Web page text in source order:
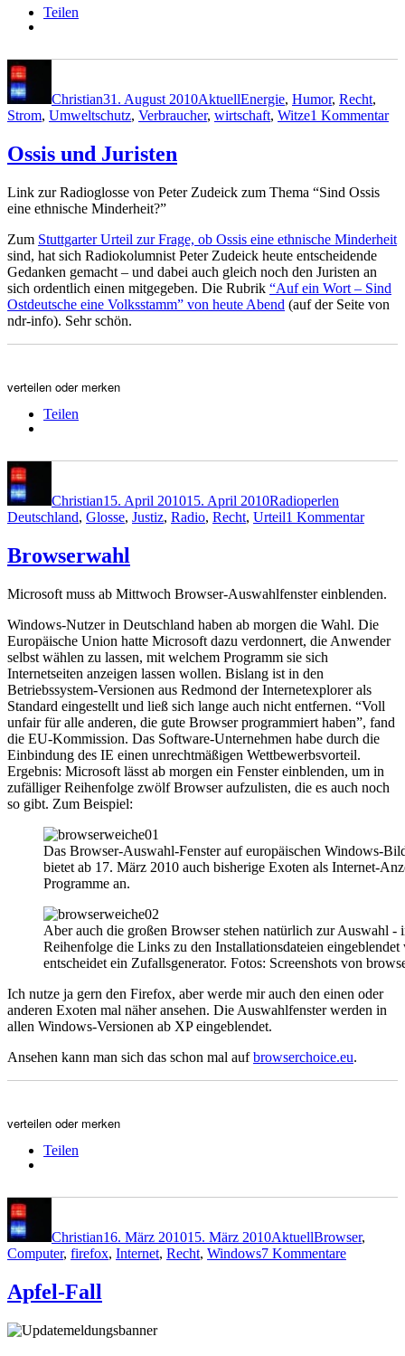
Teilen
Christian31. August 2010AktuellEnergie, Humor, Recht,
Strom, Umweltschutz, Verbraucher, wirtschaft, Witze1 Kommentarzu
Ossis und Juristen
Link zur Radioglosse von Peter Zudeick zum Thema “Sind Ossis
eine ethnische Minderheit?”
Zum Stuttgarter Urteil zur Frage, ob Ossis eine ethnische Minderheit
sind, hat sich Radiokolumnist Peter Zudeick heute entscheidende
Gedanken gemacht – und dabei auch gleich noch den Juristen an
sich ordentlich einen mitgegeben. Die Rubrik “Auf ein Wort – Sind
Ostdeutsche eine Volksstamm” von heute Abend (auf der Seite von
ndr-info). Sehr schön.
verteilen oder merken
Teilen
Christian15. April 201015. April 2010Radioperlen
Deutschland, Glosse, Justiz, Radio, Recht, Urteil1 Kommentarzu
Browserwahl
Microsoft muss ab Mittwoch Browser-Auswahlfenster einblenden.
Windows-Nutzer in Deutschland haben ab morgen die Wahl. Die
Europäische Union hatte Microsoft dazu verdonnert, die Anwender
selbst wählen zu lassen, mit welchem Programm sie sich
Internetseiten anzeigen lassen wollen. Bislang ist in den
Betriebssystem-Versionen aus Redmond der Internetexplorer als
Standard eingestellt und ließ sich lange auch nicht entfernen. “Voll
unfair für alle anderen, die gute Browser programmiert haben”, fand
die EU-Kommission. Das Software-Unternehmen habe durch die
Einbindung des IE einen unrechtmäßigen Wettbewerbsvorteil.
Ergebnis: Microsoft lässt ab morgen ein Fenster einblenden, um in
zufälliger Reihenfolge zwölf Browser aufzulisten, die es auch noch
so gibt. Zum Beispiel:
Das Browser-Auswahl-Fenster auf europäischen Windows-
bietet ab 17. März 2010 auch bisherige Exoten als Internet-
Programme an.
Aber auch die großen Browser stehen natürlich zur Auswahl -
Reihenfolge die Links zu den Installationsdateien eingeblendet
entscheidet ein Zufallsgenerator. Fotos: Screenshots von
Ich nutze ja gern den Firefox, aber werde mir auch den einen oder
anderen Exoten mal näher ansehen. Die Auswahlfenster werden in
allen Windows-Versionen ab XP eingeblendet.
Ansehen kann man sich das schon mal aufbrowserchoice.eu.
verteilen oder merken
Teilen
Christian16. März 201015. März 2010AktuellBrowser,
Computer, firefox, Internet, Recht, Windows7 Kommentarezu
Apfel-Fall